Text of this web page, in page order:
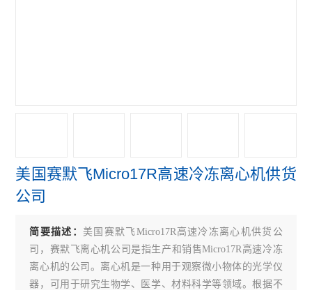
赛默飞ST4R冷冻离心机
赛默飞ST4离心机
赛默飞Micro21R冷冻离心机
赛默飞Micro21微量离心机
美国赛默飞Micro17R高速冷冻离心机供货
公司
简要描述： 美国赛默飞Micro17R高速冷冻离心机供货公
司，赛默飞离心机公司是指生产和销售Micro17R高速冷冻
离心机的公司。离心机是一种用于观察微小物体的光学仪
器，可用于研究生物学、医学、材料科学等领域。根据不